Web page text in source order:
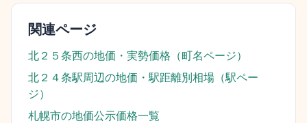
関連ページ
北２５条西の地価・実勢価格（町名ページ）
北２４条駅周辺の地価・駅距離別相場（駅ペー
ジ）
札幌市の地価公示価格一覧